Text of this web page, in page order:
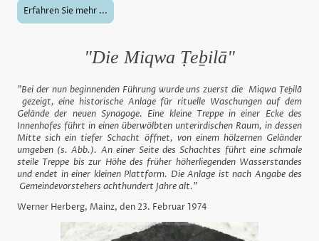
Erfahren Sie mehr ...
"Die Miqwa Ṭeḇilā"
"Bei der nun beginnenden Führung wurde uns zuerst die Miqwa Ṭeḇilā
gezeigt, eine historische Anlage für rituelle Waschungen auf dem
Gelände der neuen Synagoge. Eine kleine Treppe in einer Ecke des
Innenhofes führt in einen überwölbten unterirdischen Raum, in dessen
Mitte sich ein tiefer Schacht öffnet, von einem hölzernen Geländer
umgeben (s. Abb.). An einer Seite des Schachtes führt eine schmale
steile Treppe bis zur Höhe des früher höherliegenden Wasserstandes
und endet in einer kleinen Plattform. Die Anlage ist nach Angabe des
Gemeindevorstehers achthundert Jahre alt."
Werner Herberg, Mainz, den 23. Februar 1974